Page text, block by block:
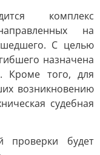
комплекс
на
С целью
назначена
Кроме того, для
возникновению
судебная
проверки будет